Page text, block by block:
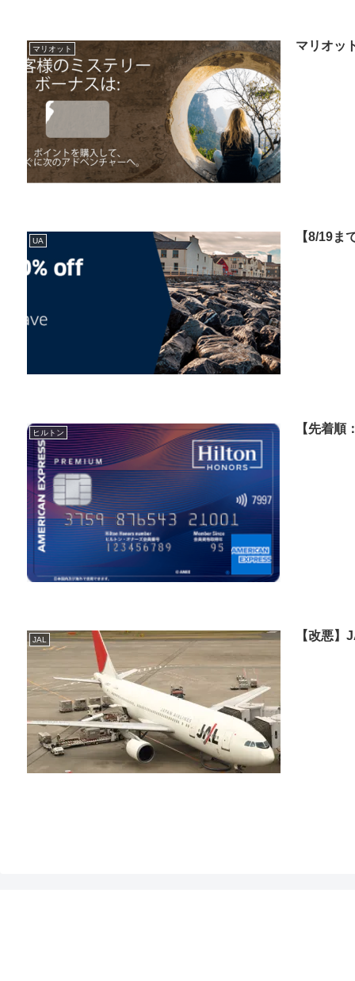
マリオット マリオッ
UA 【8/19
ヒルトン 【先着
JAL 【改悪